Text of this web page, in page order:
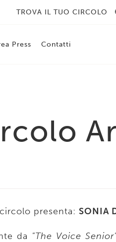
TROVA IL TUO CIRCOLO
Press Contatti
presenta: SONIA
da "The Voice